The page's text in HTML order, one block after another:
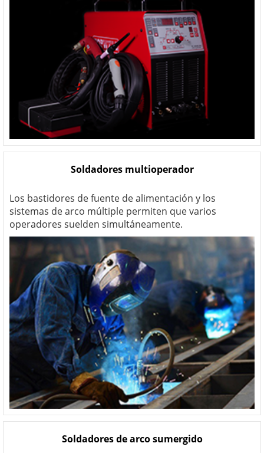
Soldadores multioperador
Los bastidores de fuente de alimentación y los
sistemas de arco múltiple permiten que varios
operadores suelden simultáneamente.
Soldadores de arco sumergido